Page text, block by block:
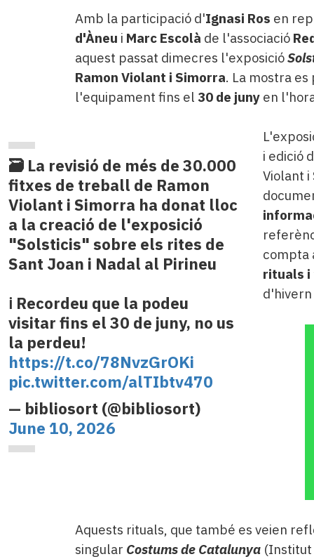
Amb la participació d'Ignasi Ros en
d'Àneu i Marc Escolà de l'associació
aquest passat dimecres l'exposició
Ramon Violant i Simorra. La mostra
l'equipament fins el 30 de junyen
🗃️ La revisió de més de 30.000
fitxes de treball de Ramon
Violant i Simorra ha donat lloc
a la creació de l'exposició
"Solsticis" sobre els rites de
Sant Joan i Nadal al Pirineu
ℹ️ Recordeu que la podeu
visitar fins el 30 de juny, no us
la perdeu!
https://t.co/78NvzGrOKi
pic.twitter.com/alTIbtv470
— bibliosort (@bibliosort)
June 10, 2026
i edició
Violant i
compta
rituals i
d'hivern
Aquests rituals, que també es veien
singular Costums de Catalunya(Institut